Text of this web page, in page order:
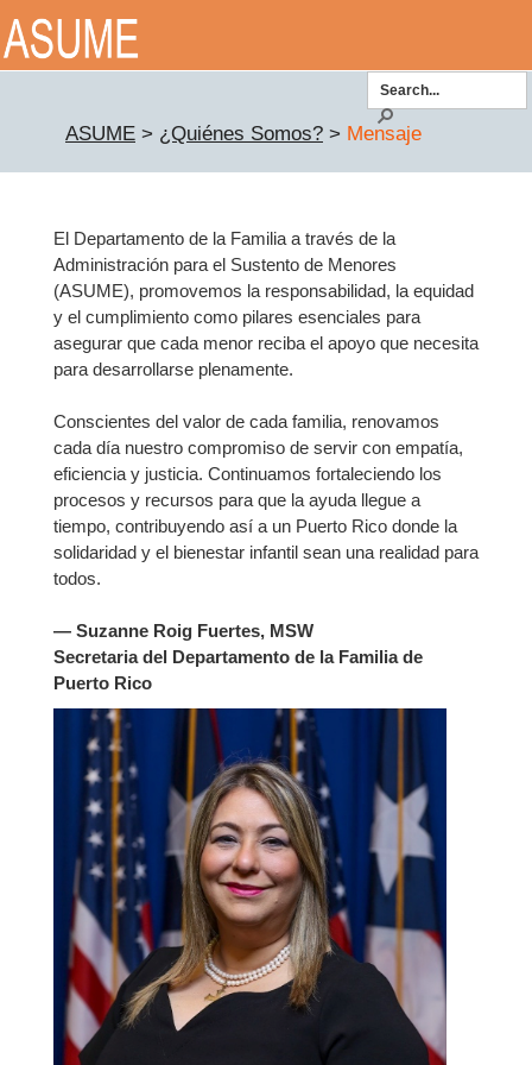
ASUME > ¿Quiénes Somos? > Mensaje
El Departamento de la Familia a través de la
Administración para el Sustento de Menores
(ASUME), promovemos la responsabilidad, la equidad
y el cumplimiento como pilares esenciales para
asegurar que cada menor reciba el apoyo que necesita
para desarrollarse plenamente.
Conscientes del valor de cada familia, renovamos
cada día nuestro compromiso de servir con empatía,
eficiencia y justicia. Continuamos fortaleciendo los
procesos y recursos para que la ayuda llegue a
tiempo, contribuyendo así a un Puerto Rico donde la
solidaridad y el bienestar infantil sean una realidad para
todos.
— Suzanne Roig Fuertes, MSW
Secretaria del Departamento de la Familia de
Puerto Rico